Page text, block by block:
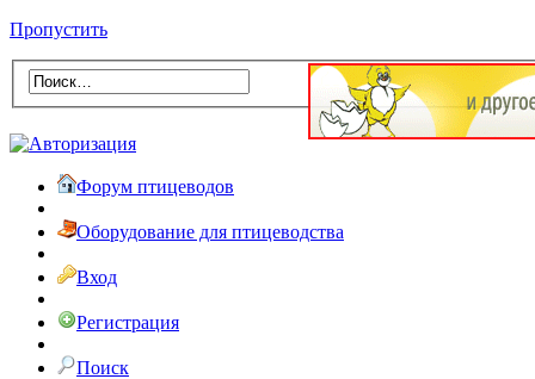
Пропустить
Форум птицеводов
Оборудование для птицеводства
Вход
Регистрация
Поиск